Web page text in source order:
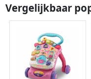
Vergelijkbaar